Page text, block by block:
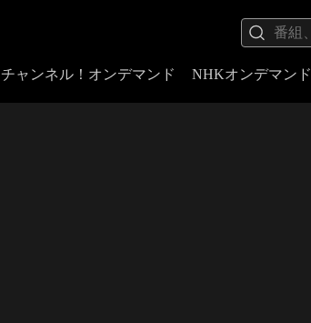
チャンネル！オンデマンド NHKオンデマンド